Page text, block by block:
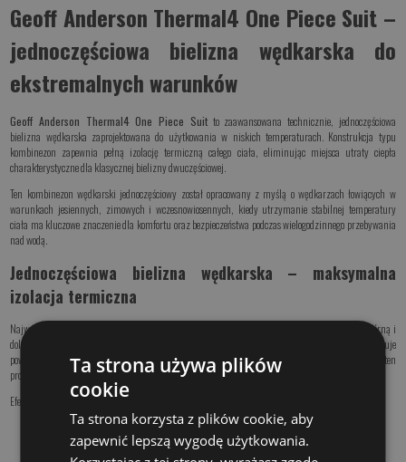
Geoff Anderson Thermal4 One Piece Suit –
jednoczęściowa bielizna wędkarska do
ekstremalnych warunków
Geoff Anderson Thermal4 One Piece Suitto zaawansowana technicznie, jednoczęściowa
bielizna wędkarska zaprojektowana do użytkowania w niskich temperaturach. Konstrukcja typu
kombinezon zapewnia pełną izolację termiczną całego ciała, eliminując miejsca utraty ciepła
charakterystyczne dla klasycznej bielizny dwuczęściowej.
Ten kombinezon wędkarski jednoczęściowy został opracowany z myślą o wędkarzach łowiących w
warunkach jesiennych, zimowych i wczesnowiosennych, kiedy utrzymanie stabilnej temperatury
ciała ma kluczowe znaczenie dla komfortu oraz bezpieczeństwa podczas wielogodzinnego przebywania
nad wodą.
Jednoczęściowa bielizna wędkarska – maksymalna
izolacja termiczna
Najważniejszą zaletą konstrukcji jednoczęściowej jest całkowita eliminacja przerw pomiędzy górną i
dolną częścią odzieży. Klasyczna bielizna termiczna składająca się z dwóch elementów często powoduje
powstawanie mostków termicznych w okolicy pleców i pasa. Kombinezon Thermal4 eliminuje ten
problem.
Efektem jest:
lepsze utrzymanie temperatury ciała,
ochrona przed wychłodzeniem,
stabilny komfort termiczny podczas wielogodzinnego łowienia.
Ta strona używa plików
cookie
Ta strona korzysta z plików cookie, aby
zapewnić lepszą wygodę użytkowania.